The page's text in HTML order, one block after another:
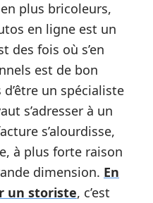
plus bricoleurs,
en ligne est un
des fois où s’en
est de bon
un spécialiste
s’adresser à un
s’alourdisse,
à plus forte raison
dimension. En
un storiste, c’est